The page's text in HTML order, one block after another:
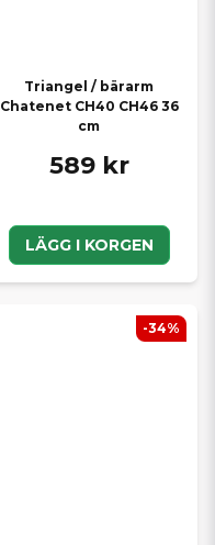
Triangel / bärarm
Chatenet CH40 CH46 36
cm
589 kr
LÄGG I KORGEN
-34%